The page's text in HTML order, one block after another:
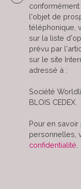
conformément
l'objet de
téléphonique,
sur la liste
prévu par
sur le site
adressé à :
Société
BLOIS CEDEX.
Pour en
personnelles,
confidentialité